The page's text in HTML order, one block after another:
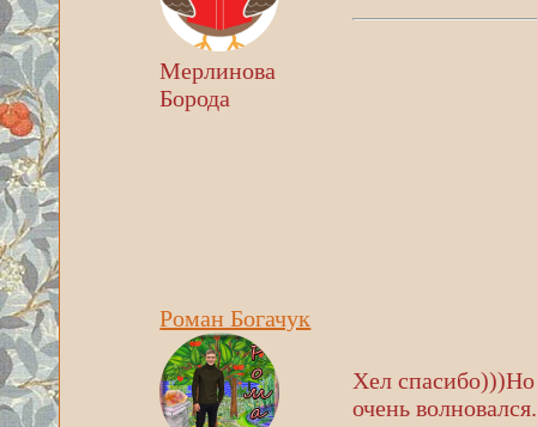
Мерлинова
Борода
Роман Богачук
Хел спасибо)))Но
очень